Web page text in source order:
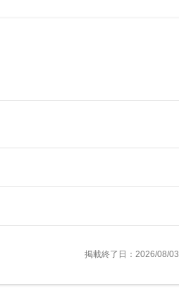
掲載終了日：2026/08/03